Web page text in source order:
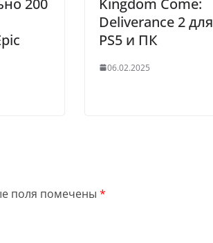
Deliverance 2 для
PS5 и ПК
06.02.2025
поля помечены *